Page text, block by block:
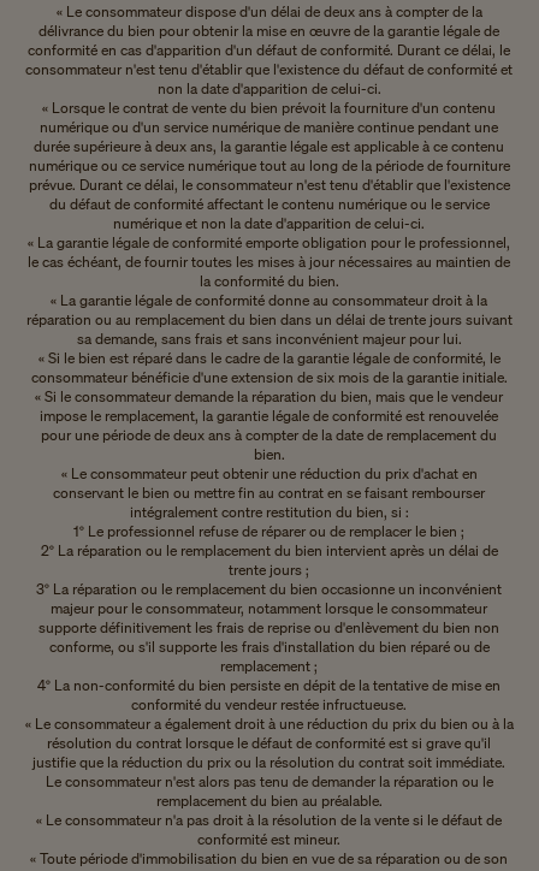
« Le consommateur dispose d'un délai de deux ans à compter de la
délivrance du bien pour obtenir la mise en œuvre de la garantie légale de
conformité en cas d'apparition d'un défaut de conformité. Durant ce délai, le
consommateur n'est tenu d'établir que l'existence du défaut de conformité et
non la date d'apparition de celui-ci.
« Lorsque le contrat de vente du bien prévoit la fourniture d'un contenu
numérique ou d'un service numérique de manière continue pendant une
durée supérieure à deux ans, la garantie légale est applicable à ce contenu
numérique ou ce service numérique tout au long de la période de fourniture
prévue. Durant ce délai, le consommateur n'est tenu d'établir que l'existence
du défaut de conformité affectant le contenu numérique ou le service
numérique et non la date d'apparition de celui-ci.
« La garantie légale de conformité emporte obligation pour le professionnel,
le cas échéant, de fournir toutes les mises à jour nécessaires au maintien de
la conformité du bien.
« La garantie légale de conformité donne au consommateur droit à la
réparation ou au remplacement du bien dans un délai de trente jours suivant
sa demande, sans frais et sans inconvénient majeur pour lui.
« Si le bien est réparé dans le cadre de la garantie légale de conformité, le
consommateur bénéficie d'une extension de six mois de la garantie initiale.
« Si le consommateur demande la réparation du bien, mais que le vendeur
impose le remplacement, la garantie légale de conformité est renouvelée
pour une période de deux ans à compter de la date de remplacement du
bien.
« Le consommateur peut obtenir une réduction du prix d'achat en
conservant le bien ou mettre fin au contrat en se faisant rembourser
intégralement contre restitution du bien, si :
1° Le professionnel refuse de réparer ou de remplacer le bien ;
2° La réparation ou le remplacement du bien intervient après un délai de
trente jours ;
3° La réparation ou le remplacement du bien occasionne un inconvénient
majeur pour le consommateur, notamment lorsque le consommateur
supporte définitivement les frais de reprise ou d'enlèvement du bien non
conforme, ou s'il supporte les frais d'installation du bien réparé ou de
remplacement ;
4° La non-conformité du bien persiste en dépit de la tentative de mise en
conformité du vendeur restée infructueuse.
« Le consommateur a également droit à une réduction du prix du bien ou à la
résolution du contrat lorsque le défaut de conformité est si grave qu'il
justifie que la réduction du prix ou la résolution du contrat soit immédiate.
Le consommateur n'est alors pas tenu de demander la réparation ou le
remplacement du bien au préalable.
« Le consommateur n'a pas droit à la résolution de la vente si le défaut de
conformité est mineur.
« Toute période d'immobilisation du bien en vue de sa réparation ou de son